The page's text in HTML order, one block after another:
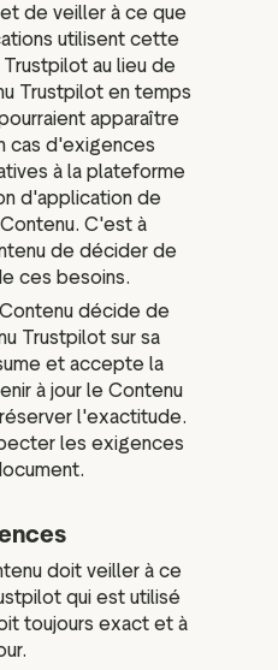
de veiller à ce que
utilisent cette
au lieu de
Trustpilot en temps
apparaître
cas d'exigences
à la plateforme
d'application de
C'est à
de décider de
ces besoins.
décide de
Trustpilot sur sa
et accepte la
à jour le Contenu
l'exactitude.
les exigences
doit veiller à ce
qui est utilisé
toujours exact et à